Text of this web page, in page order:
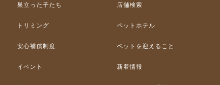
巣立った子たち 店舗検索
トリミング ペットホテル
安心補償制度 ペットを迎えること
イベント 新着情報